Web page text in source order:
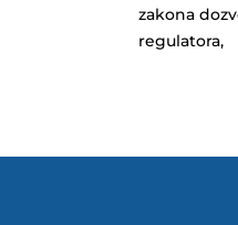
zakona
regulatora,